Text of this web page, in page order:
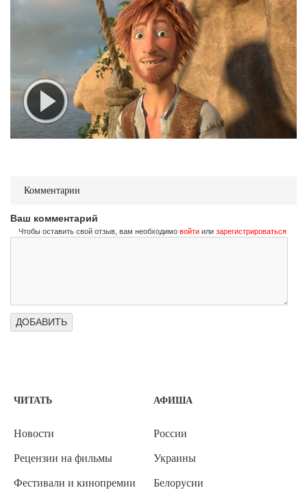
Комментарии
Ваш комментарий
Чтобы оставить свой отзыв, вам необходимо войти или зарегистрироваться
ЧИТАТЬ
Новости
Рецензии на фильмы
Фестивали и кинопремии
АФИША
России
Украины
Белорусии